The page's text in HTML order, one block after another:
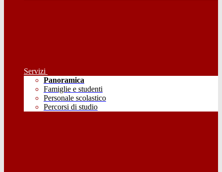
Servizi
Panoramica
Famiglie e studenti
Personale scolastico
Percorsi di studio